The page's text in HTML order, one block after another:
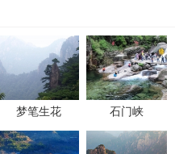
梦笔生花 石门峡